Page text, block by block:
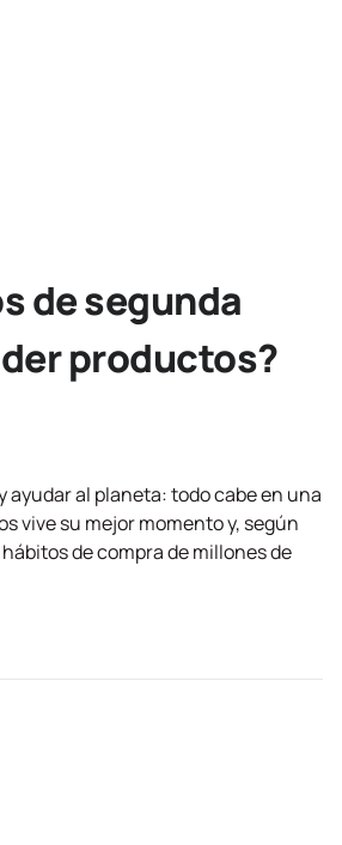
de segunda
productos?
ayudar al planeta: todo cabe en una
vive su mejor momento y, según
de compra de millones de